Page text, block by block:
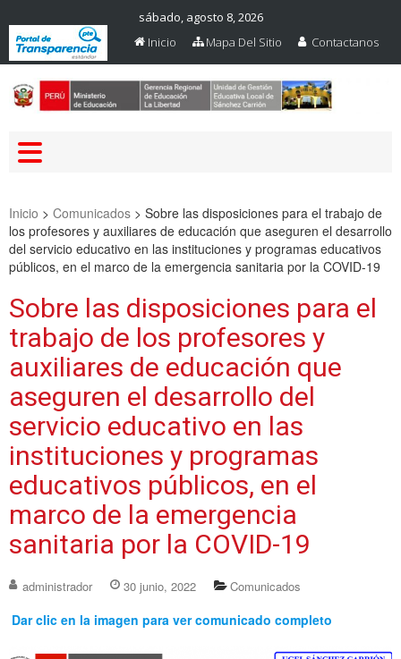
sábado, agosto 8, 2026
Inicio
Mapa Del Sitio Contactanos
Inicio > Comunicados > Sobre las disposiciones para el trabajo de
los profesores y auxiliares de educación que aseguren el desarrollo
del servicio educativo en las instituciones y programas educativos
públicos, en el marco de la emergencia sanitaria por la COVID-19
Sobre las disposiciones para el
trabajo de los profesores y
auxiliares de educación que
aseguren el desarrollo del
servicio educativo en las
instituciones y programas
educativos públicos, en el
marco de la emergencia
sanitaria por la COVID-19
administrador 30 junio, 2022 Comunicados
Dar clic en la imagen para ver comunicado completo